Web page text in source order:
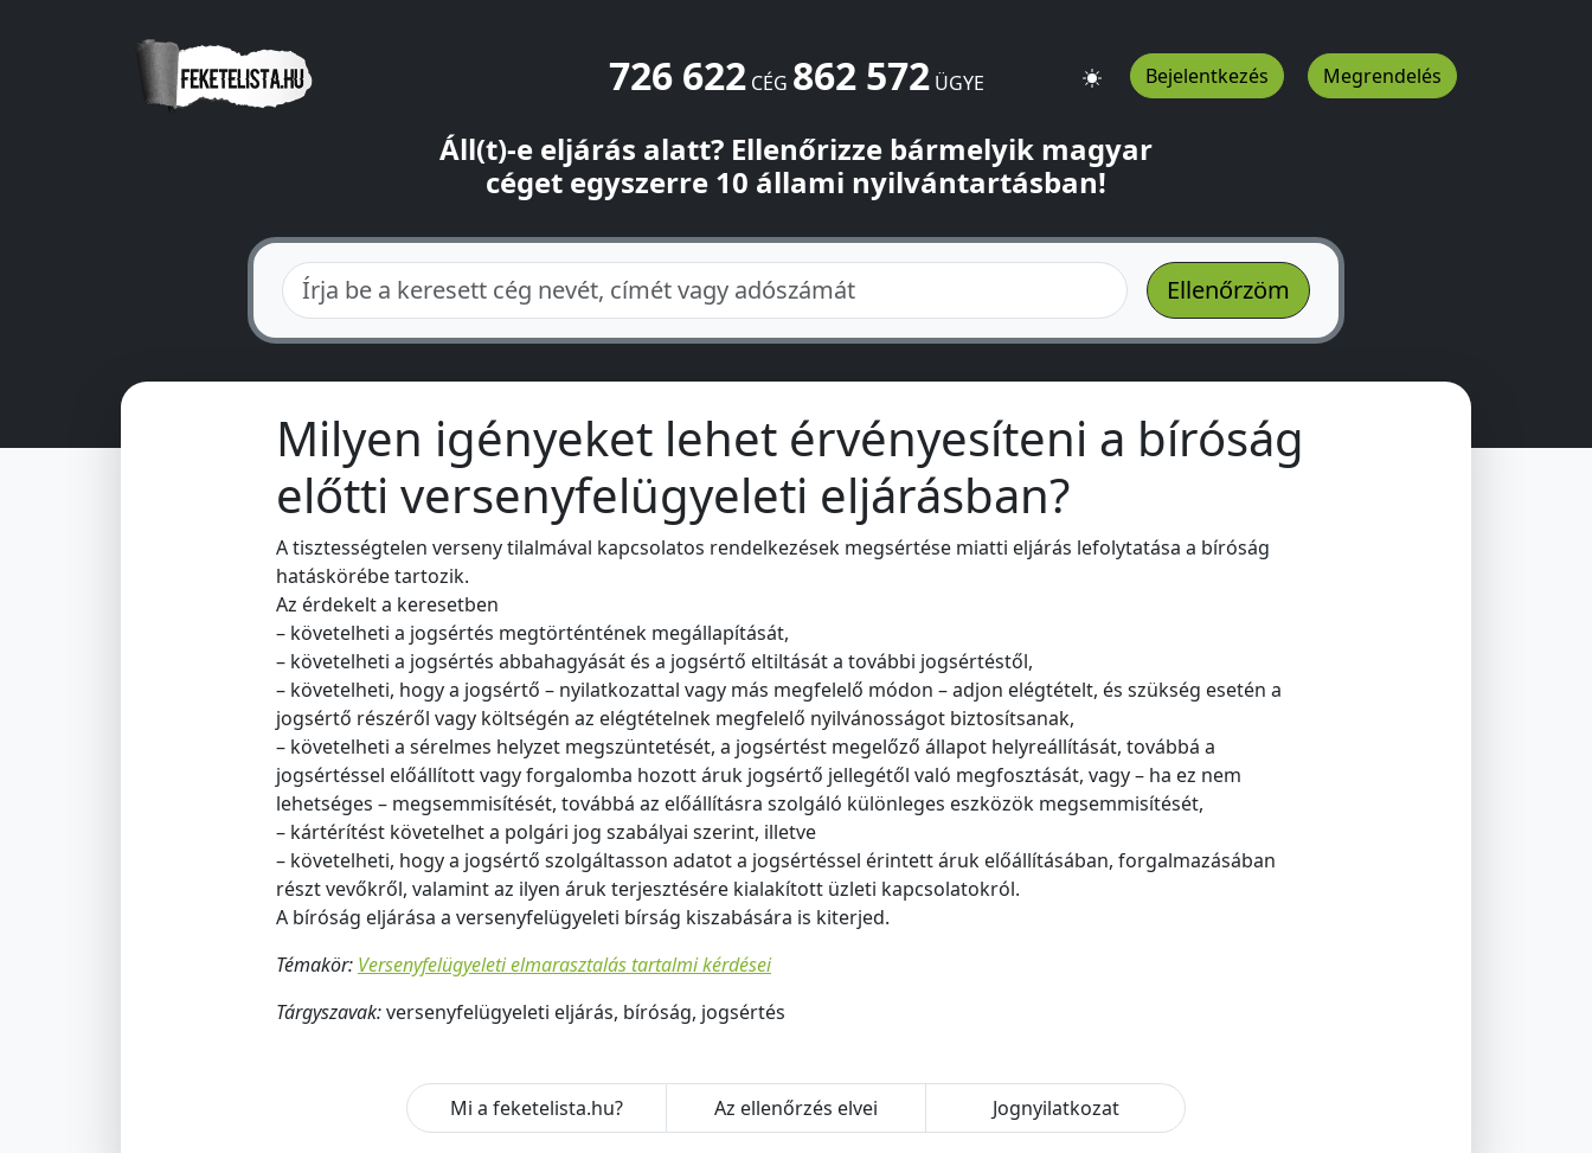
726 622CÉG 862 572ÜGYE Bejelentkezés Megrendelés
Áll(t)-e eljárás alatt? Ellenőrizze bármelyik magyar
céget egyszerre 10 állami nyilvántartásban!
Milyen igényeket lehet érvényesíteni a bíróság
előtti versenyfelügyeleti eljárásban?
A tisztességtelen verseny tilalmával kapcsolatos rendelkezések megsértése miatti eljárás lefolytatása a bíróság
hatáskörébe tartozik.
Az érdekelt a keresetben
– követelheti a jogsértés megtörténtének megállapítását,
– követelheti a jogsértés abbahagyását és a jogsértő eltiltását a további jogsértéstől,
– követelheti, hogy a jogsértő – nyilatkozattal vagy más megfelelő módon – adjon elégtételt, és szükség esetén a
jogsértő részéről vagy költségén az elégtételnek megfelelő nyilvánosságot biztosítsanak,
– követelheti a sérelmes helyzet megszüntetését, a jogsértést megelőző állapot helyreállítását, továbbá a
jogsértéssel előállított vagy forgalomba hozott áruk jogsértő jellegétől való megfosztását, vagy – ha ez nem
lehetséges – megsemmisítését, továbbá az előállításra szolgáló különleges eszközök megsemmisítését,
– kártérítést követelhet a polgári jog szabályai szerint, illetve
– követelheti, hogy a jogsértő szolgáltasson adatot a jogsértéssel érintett áruk előállításában, forgalmazásában
részt vevőkről, valamint az ilyen áruk terjesztésére kialakított üzleti kapcsolatokról.
A bíróság eljárása a versenyfelügyeleti bírság kiszabására is kiterjed.
Témakör: Versenyfelügyeleti elmarasztalás tartalmi kérdései
Tárgyszavak:versenyfelügyeleti eljárás, bíróság, jogsértés
Mi a feketelista.hu? Az ellenőrzés elvei Jognyilatkozat